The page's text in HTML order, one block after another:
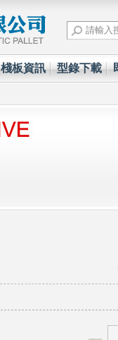
棧板資訊 型錄下載